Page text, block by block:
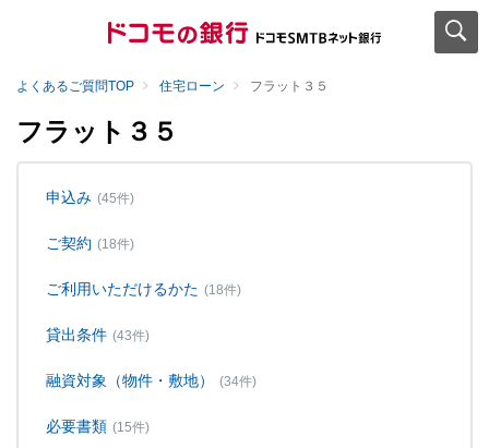
よくあるご質問TOP 住宅ローン フラット３５
フラット３５
申込み (45件)
ご契約 (18件)
ご利用いただけるかた (18件)
貸出条件 (43件)
融資対象（物件・敷地） (34件)
必要書類 (15件)